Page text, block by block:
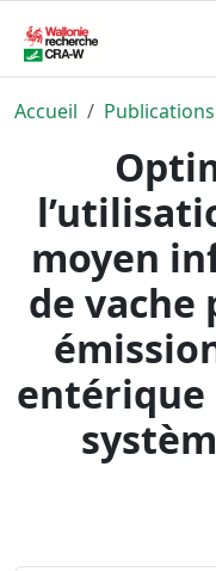
Accueil Publications
moyen
de vache
entérique